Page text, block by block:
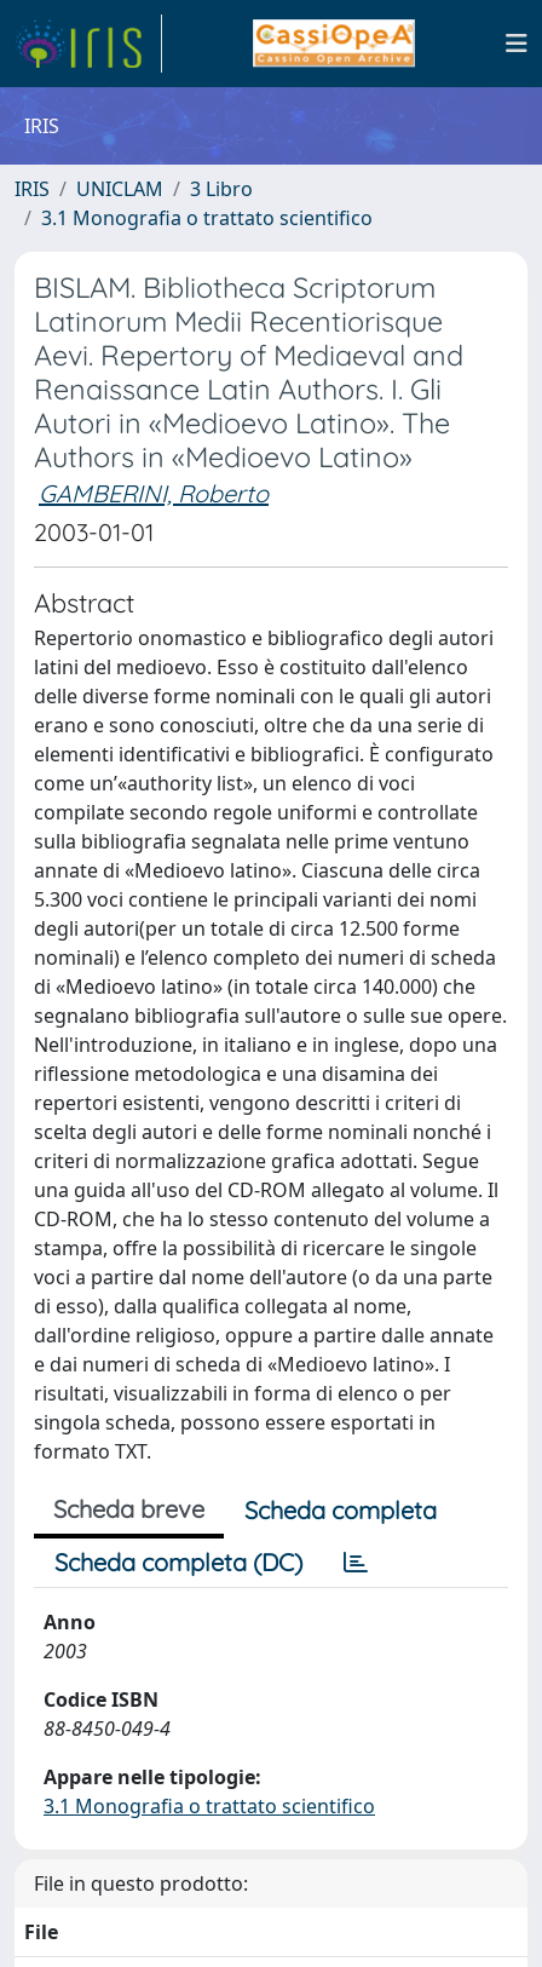
IRIS
IRIS UNICLAM
3 Libro
3.1 Monografia o trattato scientifico
BISLAM. Bibliotheca Scriptorum
Latinorum Medii Recentiorisque
Aevi. Repertory of Mediaeval and
Renaissance Latin Authors. I. Gli
Autori in «Medioevo Latino». The
Authors in «Medioevo Latino»
GAMBERINI, Roberto
2003-01-01
Abstract
Repertorio onomastico e bibliografico degli autori
latini del medioevo. Esso è costituito dall'elenco
delle diverse forme nominali con le quali gli autori
erano e sono conosciuti, oltre che da una serie di
elementi identificativi e bibliografici. È configurato
come un’«authority list», un elenco di voci
compilate secondo regole uniformi e controllate
sulla bibliografia segnalata nelle prime ventuno
annate di «Medioevo latino». Ciascuna delle circa
5.300 voci contiene le principali varianti dei nomi
degli autori(per un totale di circa 12.500 forme
nominali) e l’elenco completo dei numeri di scheda
di «Medioevo latino» (in totale circa 140.000) che
segnalano bibliografia sull'autore o sulle sue opere.
Nell'introduzione, in italiano e in inglese, dopo una
riflessione metodologica e una disamina dei
repertori esistenti, vengono descritti i criteri di
scelta degli autori e delle forme nominali nonché i
criteri di normalizzazione grafica adottati. Segue
una guida all'uso del CD-ROM allegato al volume. Il
CD-ROM, che ha lo stesso contenuto del volume a
stampa, offre la possibilità di ricercare le singole
voci a partire dal nome dell'autore (o da una parte
di esso), dalla qualifica collegata al nome,
dall'ordine religioso, oppure a partire dalle annate
e dai numeri di scheda di «Medioevo latino». I
risultati, visualizzabili in forma di elenco o per
singola scheda, possono essere esportati in
formato TXT.
Scheda breve
Scheda completa
Scheda completa (DC)
Anno
2003
Codice ISBN
88-8450-049-4
Appare nelle tipologie:
3.1 Monografia o trattato scientifico
File in questo prodotto:
File